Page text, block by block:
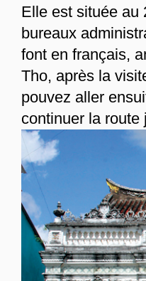
Elle est située au
bureaux
font en français,
Tho, après la
pouvez aller
continuer la route